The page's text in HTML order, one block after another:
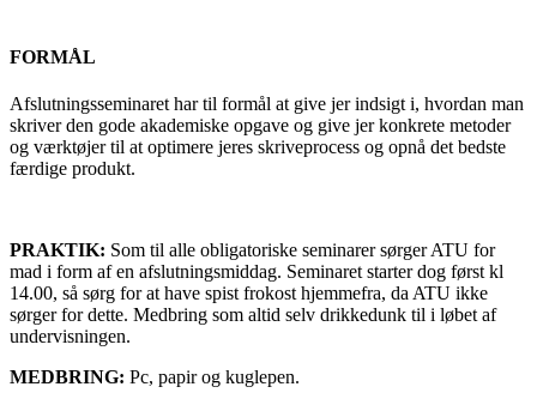
FORMÅL
Afslutningsseminaret har til formål at give jer indsigt i, hvordan man
skriver den gode akademiske opgave og give jer konkrete metoder
og værktøjer til at optimere jeres skriveprocess og opnå det bedste
færdige produkt.
PRAKTIK: Som til alle obligatoriske seminarer sørger ATU for
mad i form af en afslutningsmiddag. Seminaret starter dog først kl
14.00, så sørg for at have spist frokost hjemmefra, da ATU ikke
sørger for dette. Medbring som altid selv drikkedunk til i løbet af
undervisningen.
MEDBRING: Pc, papir og kuglepen.